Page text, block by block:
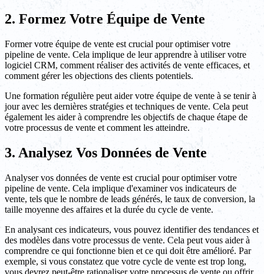
2. Formez Votre Équipe de Vente
Former votre équipe de vente est crucial pour optimiser votre
pipeline de vente. Cela implique de leur apprendre à utiliser votre
logiciel CRM, comment réaliser des activités de vente efficaces, et
comment gérer les objections des clients potentiels.
Une formation régulière peut aider votre équipe de vente à se tenir à
jour avec les dernières stratégies et techniques de vente. Cela peut
également les aider à comprendre les objectifs de chaque étape de
votre processus de vente et comment les atteindre.
3. Analysez Vos Données de Vente
Analyser vos données de vente est crucial pour optimiser votre
pipeline de vente. Cela implique d'examiner vos indicateurs de
vente, tels que le nombre de leads générés, le taux de conversion, la
taille moyenne des affaires et la durée du cycle de vente.
En analysant ces indicateurs, vous pouvez identifier des tendances et
des modèles dans votre processus de vente. Cela peut vous aider à
comprendre ce qui fonctionne bien et ce qui doit être amélioré. Par
exemple, si vous constatez que votre cycle de vente est trop long,